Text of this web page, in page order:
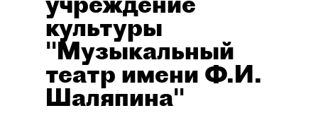
культуры
"Музыкальный
театр имени Ф.И.
Шаляпина"